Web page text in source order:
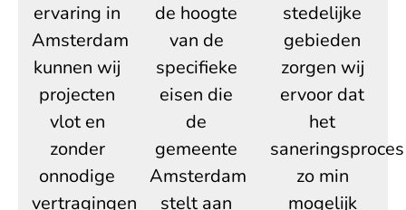
ervaring in
Amsterdam
kunnen wij
projecten
vlot en
zonder
onnodige
vertragingen
de hoogte
van de
specifieke
eisen die
de
gemeente
Amsterdam
stelt aan
stedelijke
gebieden
zorgen wij
ervoor dat
het
saneringsproces
zo min
mogelijk